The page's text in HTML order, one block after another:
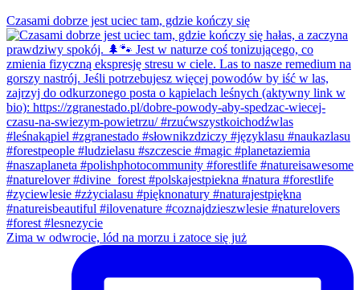
Czasami dobrze jest uciec tam, gdzie kończy się
Zima w odwrocie, lód na morzu i zatoce się już